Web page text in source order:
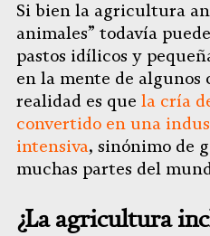
Si bien la agricultura
animales” todavía
pastos idílicos y
en la mente de algunos
realidad es que la cría
convertido en una
intensiva, sinónimo de
muchas partes del
¿La agricultura